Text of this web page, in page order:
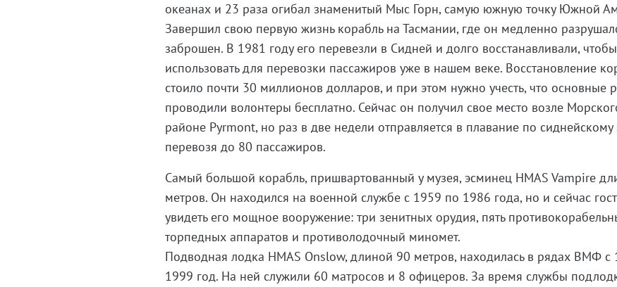
океанах и 23 раза огибал знаменитый Мыс Горн, самую южную точку Южной
Завершил свою первую жизнь корабль на Тасмании, где он медленно
заброшен. В 1981 году его перевезли в Сидней и долго восстанавливали, чтобы
использовать для перевозки пассажиров уже в нашем веке. Восстановление
стоило почти 30 миллионов долларов, и при этом нужно учесть, что основные
проводили волонтеры бесплатно. Сейчас он получил свое место возле
районе Pyrmont, но раз в две недели отправляется в плавание по сиднейскому
перевозя до 80 пассажиров.
Самый большой корабль, пришвартованный у музея, эсминец HMAS Vampire
метров. Он находился на военной службе с 1959 по 1986 года, но и сейчас
увидеть его мощное вооружение: три зенитных орудия, пять
торпедных аппаратов и противолодочный миномет.
Подводная лодка HMAS Onslow, длиной 90 метров, находилась в рядах ВМФ с
1999 год. На ней служили 60 матросов и 8 офицеров. За время службы